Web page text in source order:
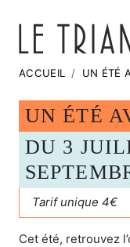
ACCUEIL UN ÉTÉ
UN ÉTÉ
DU 3
Tarif unique 4€
Cet été, retrouvez